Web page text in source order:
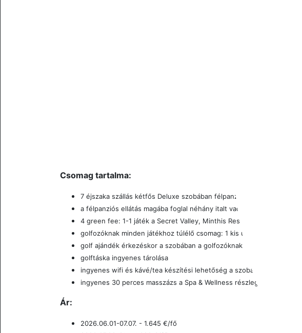
Csomag tartalma:
7 éjszaka szállás kétfős Deluxe szobában félpanzióval
a félpanziós ellátás magába foglal néhány italt vacsora alatt: 1
4 green fee: 1-1 játék a Secret Valley, Minthis Resort
, Eléa GC és
golfozóknak minden játékhoz túlélő csomag: 1 kis üveg víz, egy
golf ajándék érkezéskor a szobában a golfozóknak
golftáska ingyenes tárolása
ingyenes wifi és kávé/tea készítési lehetőség a szobában
ingyenes 30 perces masszázs a Spa & Wellness részlegen
Ár:
2026.06.01-07.07. - 1.645 €/fő